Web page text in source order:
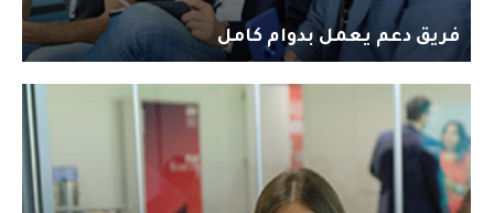
فريق دعم يعمل بدوام كامل